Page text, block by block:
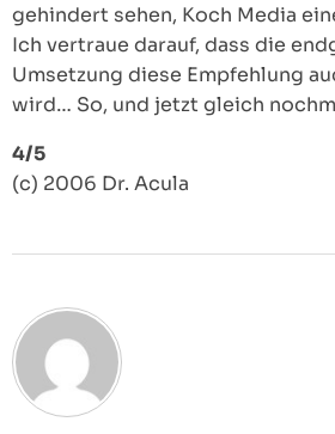
gehindert sehen, Koch Media
Ich vertraue darauf, dass die
Umsetzung diese Empfehlung
wird… So, und jetzt gleich
4/5
(c) 2006 Dr. Acula